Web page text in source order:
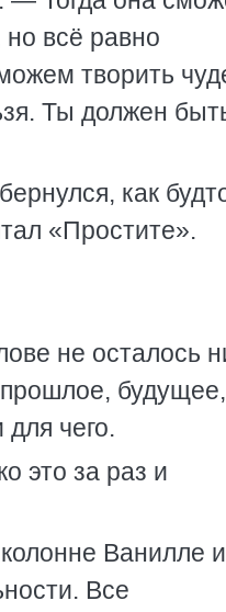
всё равно
творить
Ты должен
как
«Простите».
не осталось
прошлое,
чего.
это за раз и
Ванилле и
Все